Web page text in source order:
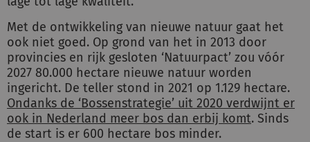
Met de ontwikkeling van nieuwe natuur gaat het
ook niet goed. Op grond van het in 2013 door
provincies en rijk gesloten ‘Natuurpact’ zou vóór
2027 80.000 hectare nieuwe natuur worden
ingericht. De teller stond in 2021 op 1.129 hectare.
Ondanks de ‘Bossenstrategie’ uit 2020 verdwijnt er
ook in Nederland meer bos dan erbij komt. Sinds
de start is er 600 hectare bos minder.